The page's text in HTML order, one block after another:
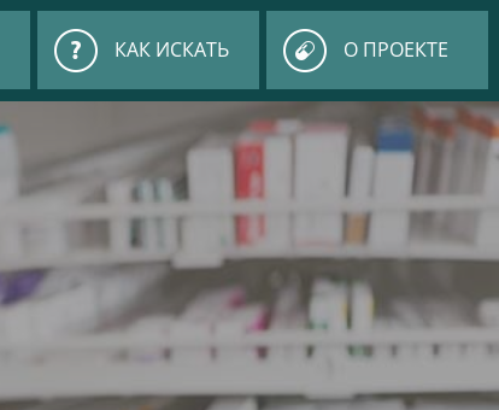
КАК ИСКАТЬ О ПРОЕКТЕ